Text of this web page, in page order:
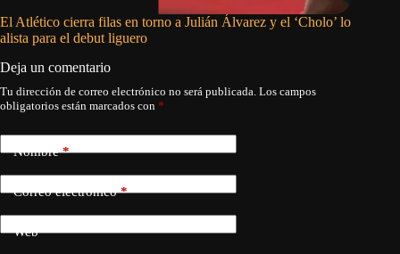
El Atlético cierra filas en torno a Julián Álvarez y el ‘Cholo’ lo
alista para el debut liguero
Deja un comentario
Tu dirección de correo electrónico no será publicada. Los campos
obligatorios están marcados con *
Nombre*
Correo electrónico*
Web